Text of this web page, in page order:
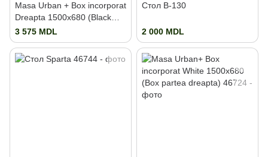
Masa Urban + Box incorporat
Dreapta 1500x680 (Black
9005 FTX, 3025 SN - Stejar
Sonoma, 0164 PE - Antracit)
3 575 MDL
Стол B-130
2 000 MDL